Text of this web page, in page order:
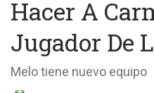
Hacer A
Jugador De
Melo tiene nuevo equipo